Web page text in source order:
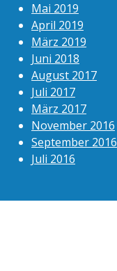
Mai 2019
April 2019
März 2019
Juni 2018
August 2017
Juli 2017
März 2017
November 2016
September 2016
Juli 2016